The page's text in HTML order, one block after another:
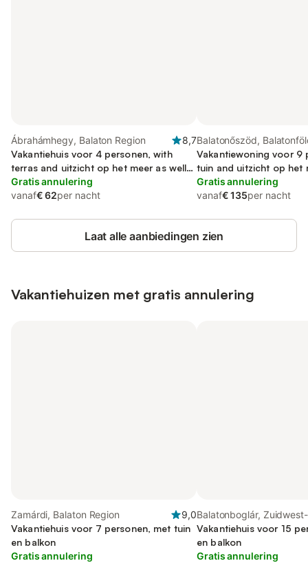
Ábrahámhegy, Balaton Region
8,7
Vakantiehuis voor 4 personen, with
terras and uitzicht op het meer as well
as tuin
Gratis annulering
vanaf€ 62per nacht
Balatonőszöd,
omgeving
Vakantiewoning voor 9
tuin and uitzicht op het
balkon
Gratis annulering
vanaf€ 135per nacht
Laat alle aanbiedingen zien
Vakantiehuizen met gratis annulering
Zamárdi, Balaton Region
9,0
Vakantiehuis voor 7 personen, met tuin
en balkon
Gratis annulering
Balatonboglár,
Vakantiehuis voor 15
en balkon
Gratis annulering